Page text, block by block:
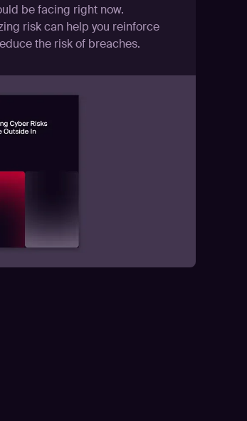
be facing right now.
risk can help you reinforce
the risk of breaches.